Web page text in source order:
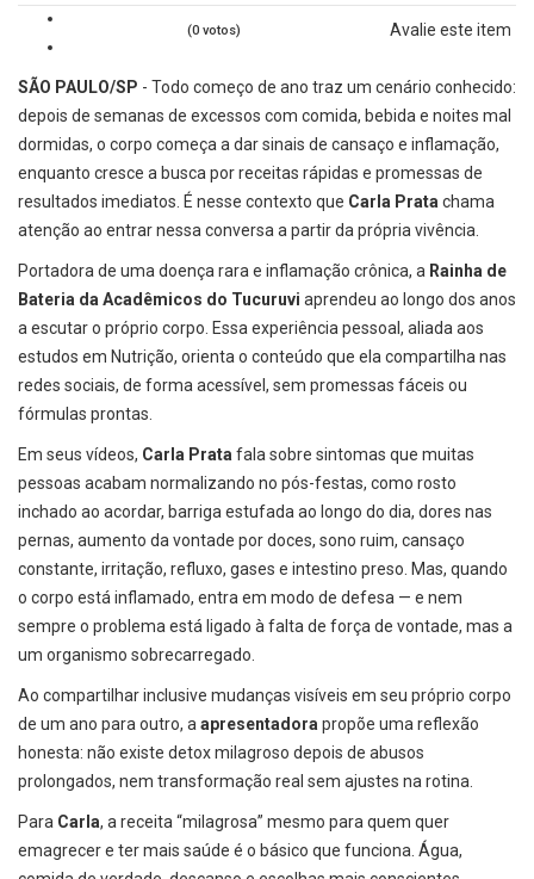
Avalie este item
(0 votos)
SÃO PAULO/SP - Todo começo de ano traz um cenário conhecido:
depois de semanas de excessos com comida, bebida e noites mal
dormidas, o corpo começa a dar sinais de cansaço e inflamação,
enquanto cresce a busca por receitas rápidas e promessas de
resultados imediatos. É nesse contexto que Carla Pratachama
atenção ao entrar nessa conversa a partir da própria vivência.
Portadora de uma doença rara e inflamação crônica, a Rainha de
Bateria da Acadêmicos do Tucuruvi aprendeu ao longo dos anos
a escutar o próprio corpo. Essa experiência pessoal, aliada aos
estudos em Nutrição, orienta o conteúdo que ela compartilha nas
redes sociais, de forma acessível, sem promessas fáceis ou
fórmulas prontas.
Em seus vídeos, Carla Pratafala sobre sintomas que muitas
pessoas acabam normalizando no pós-festas, como rosto
inchado ao acordar, barriga estufada ao longo do dia, dores nas
pernas, aumento da vontade por doces, sono ruim, cansaço
constante, irritação, refluxo, gases e intestino preso. Mas, quando
o corpo está inflamado, entra em modo de defesa — e nem
sempre o problema está ligado à falta de força de vontade, mas a
um organismo sobrecarregado.
Ao compartilhar inclusive mudanças visíveis em seu próprio corpo
de um ano para outro, aapresentadorapropõe uma reflexão
honesta: não existe detox milagroso depois de abusos
prolongados, nem transformação real sem ajustes na rotina.
Para Carla, a receita “milagrosa” mesmo para quem quer
emagrecer e ter mais saúde é o básico que funciona. Água,